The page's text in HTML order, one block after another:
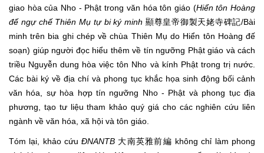
giao hòa của Nho - Phật trong văn hóa tôn giáo (Hiển tôn Hoàng
đế ngự chế Thiên Mụ tự bi ký minh 顯尊皇帝御製天姥寺碑記/Bài
minh trên bia ghi chép về chùa Thiên Mụ do Hiển tôn Hoàng đế
soạn) giúp người đọc hiểu thêm về tín ngưỡng Phật giáo và cách
triều Nguyễn dung hòa việc tôn Nho và kính Phật trong trị nước.
Các bài ký về địa chí và phong tục khắc họa sinh động bối cảnh
văn hóa, sự hòa hợp tín ngưỡng Nho - Phật và phong tục địa
phương, tạo tư liệu tham khảo quý giá cho các nghiên cứu liên
ngành về văn hóa, xã hội và tôn giáo.
Tóm lại, khảo cứuĐNANTB 大南英雅前編 không chỉ làm phong